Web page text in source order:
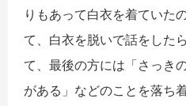
りもあって白衣を着ていた
て、白衣を脱いで話をした
て、最後の方には「さっき
がある」などのことを落ち